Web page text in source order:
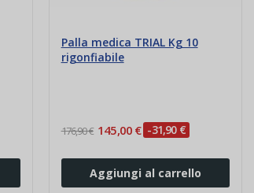
Palla medica TRIAL Kg 10
rigonfiabile
176,90 € 145,00 € -31,90 €
Aggiungi al carrello